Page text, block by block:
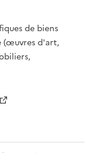
de biens
(œuvres d'art,